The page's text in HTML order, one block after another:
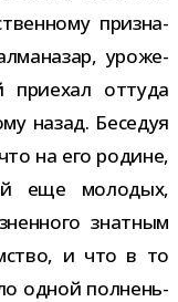
при­зна­
уро­же­
оттуда
назад. Беседуя
на его родине,
еще моло­дых,
знат­ным
и что в то
одной пол­нень­